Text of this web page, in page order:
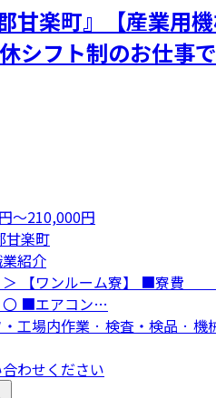
甘楽町』【産業用
シフト制のお仕事
〜210,000円
甘楽町
紹介
！＞ 【ワンルーム
■エアコン…
工場内作業 · 検査・検品 ·
わせください